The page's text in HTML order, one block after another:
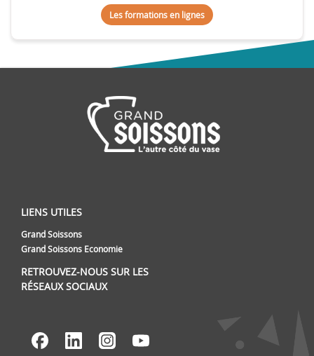
Les formations en lignes
LIENS UTILES
Grand Soissons
Grand Soissons Economie
RETROUVEZ-NOUS SUR LES
RÉSEAUX SOCIAUX